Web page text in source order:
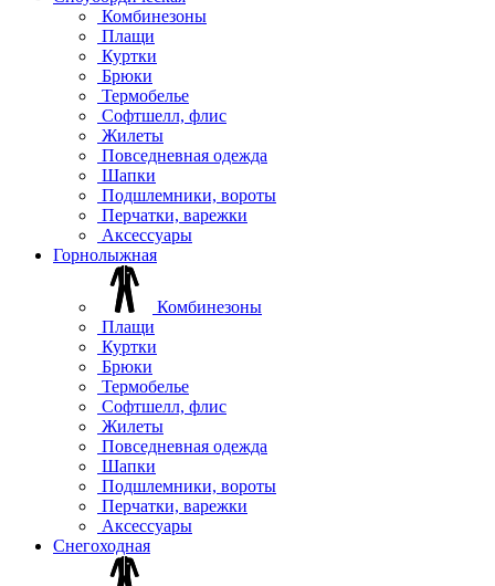
Комбинезоны
Плащи
Куртки
Брюки
Термобелье
Софтшелл, флис
Жилеты
Повседневная одежда
Шапки
Подшлемники, вороты
Перчатки, варежки
Аксессуары
Горнолыжная
Комбинезоны
Плащи
Куртки
Брюки
Термобелье
Софтшелл, флис
Жилеты
Повседневная одежда
Шапки
Подшлемники, вороты
Перчатки, варежки
Аксессуары
Снегоходная